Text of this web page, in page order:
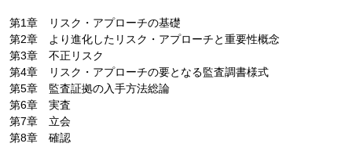
第1章 リスク・アプローチの基礎
第2章 より進化したリスク・アプローチと重要性概念
第3章 不正リスク
第4章 リスク・アプローチの要となる監査調書様式
第5章 監査証拠の入手方法総論
第6章 実査
第7章 立会
第8章 確認